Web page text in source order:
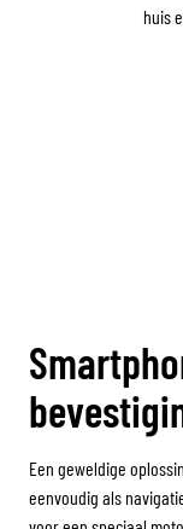
huis
Een geweldige
eenvoudig als